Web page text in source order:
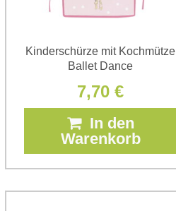
Kinderschürze mit Kochmütze
Ballet Dance
7,70 €
In den
Warenkorb